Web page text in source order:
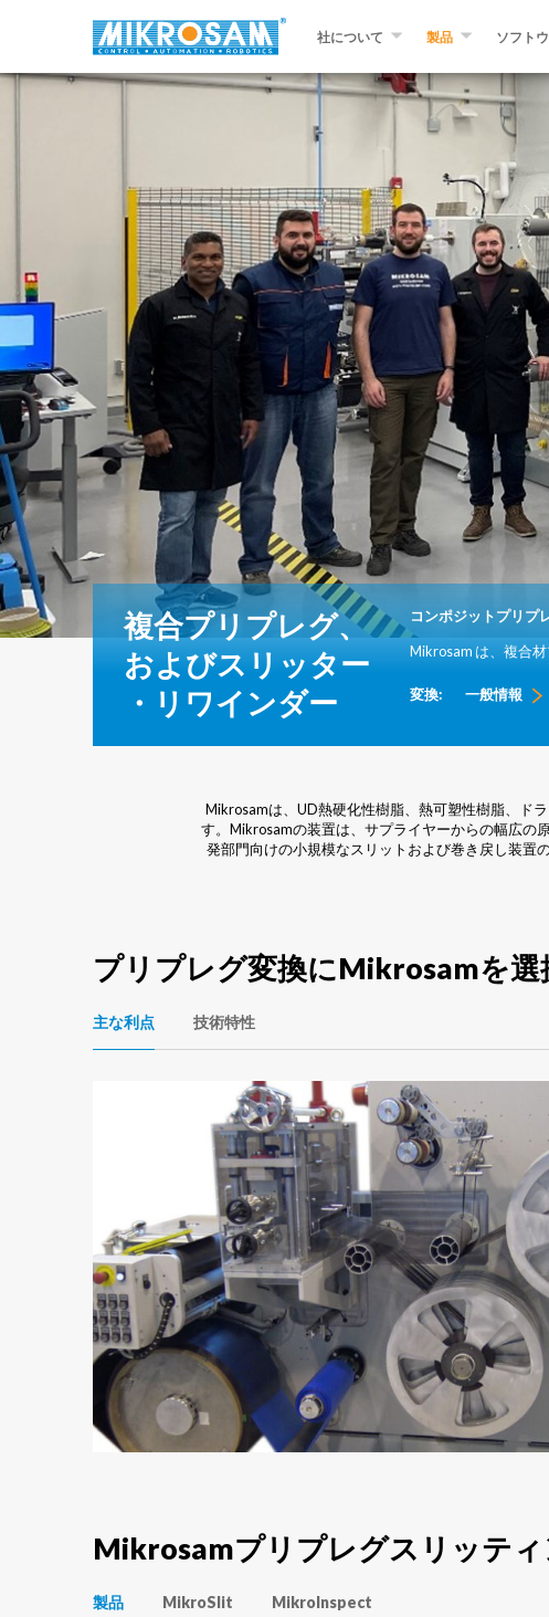
社について
MIKROSAM 社について
製品
フィラメントワインダー
自動ファイバープレース
置、自動テープ積層装置
プリプレグ製造ライン
複合プリプレグ、およ
ー・リワインダー
補助および補助装置
ソフト
マイクロ
QCS – 品
複合プリプレグ、
およびスリッター
・リワインダー
コンポジットプリプ
Mikrosam は、複合
変換: 一般情報
Mikrosamは、UD熱硬化性樹脂、熱可塑性樹脂、ド
す。Mikrosamの装置は、サプライヤーからの幅広の
発部門向けの小規模なスリットおよび巻き戻し装置
プリプレグ変換にMikrosamを選
主な利点 技術特性
Mikrosamプリプレグスリッテ
製品 MikroSlit MikroInspect